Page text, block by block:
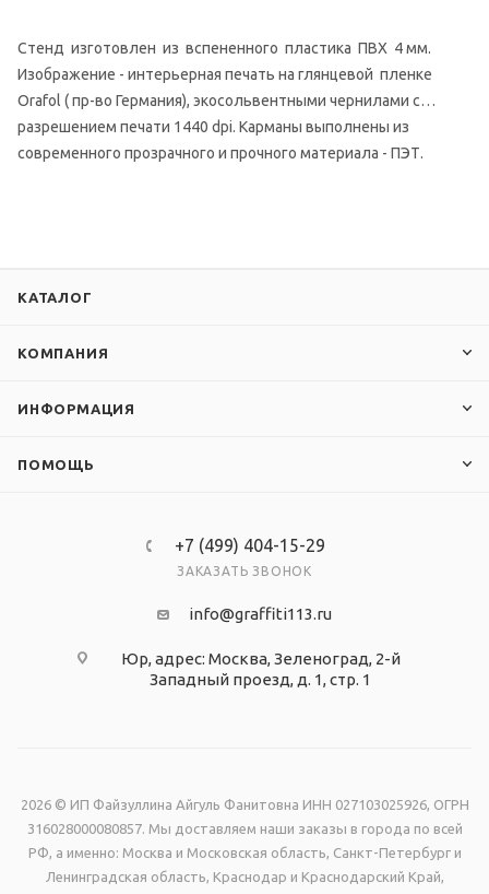
Стенд изготовлен из вспененного пластика ПВХ 4 мм.
Изображение - интерьерная печать на глянцевой пленке
Orafol ( пр-во Германия), экосольвентными чернилами с
разрешением печати 1440 dpi. Карманы выполнены из
современного прозрачного и прочного материала - ПЭТ.
КАТАЛОГ
КОМПАНИЯ
ИНФОРМАЦИЯ
ПОМОЩЬ
+7 (499) 404-15-29
ЗАКАЗАТЬ ЗВОНОК
info@graffiti113.ru
Юр, адрес: Москва, Зеленоград, 2-й
Западный проезд, д. 1, стр. 1
2026 © ИП Файзуллина Айгуль Фанитовна ИНН 027103025926, ОГРН
316028000080857. Мы доставляем наши заказы в города по всей
РФ, а именно: Москва и Московская область, Санкт-Петербург и
Ленинградская область, Краснодар и Краснодарский Край,